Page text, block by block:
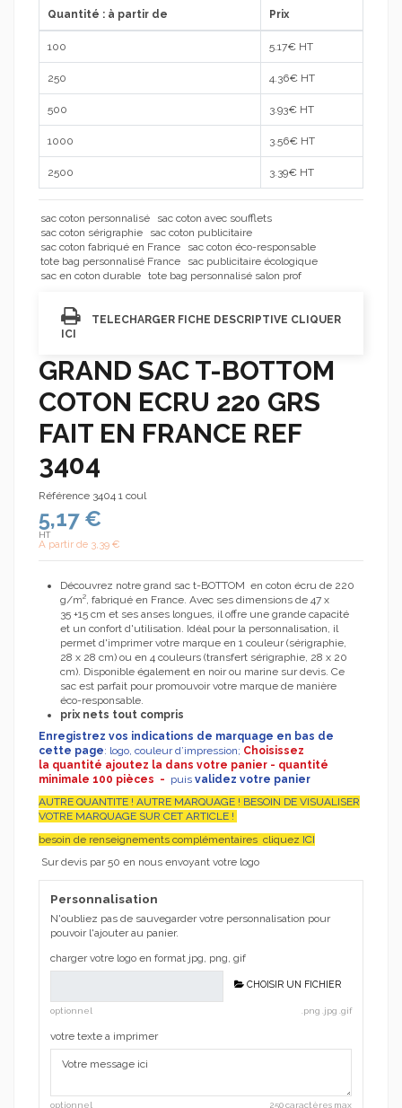
Quantité : à partir de Prix
100 5.17€ HT
250 4.36€ HT
500 3.93€ HT
1000 3.56€ HT
2500 3.39€ HT
sac coton personnalisé
sac coton avec soufflets
sac coton sérigraphie
sac coton publicitaire
sac coton fabriqué en France
sac coton éco-responsable
tote bag personnalisé France
sac publicitaire écologique
sac en coton durable tote bag personnalisé salon prof
TELECHARGER FICHE DESCRIPTIVE CLIQUER
ICI
GRAND SAC T-BOTTOM
COTON ECRU 220 GRS
FAIT EN FRANCE REF
3404
Référence 3404 1 coul
5,17 €
HT
A partir de 3,39 €
Découvrez notre grand sac t-BOTTOM en coton écru de 220
g/m², fabriqué en France. Avec ses dimensions de 47 x
35 +15 cm et ses anses longues, il offre une grande capacité
et un confort d'utilisation. Idéal pour la personnalisation, il
permet d'imprimer votre marque en 1 couleur (sérigraphie,
28 x 28 cm) ou en 4 couleurs (transfert sérigraphie, 28 x 20
cm). Disponible également en noir ou marine sur devis. Ce
sac est parfait pour promouvoir votre marque de manière
éco-responsable.
prix nets tout compris
Enregistrez vos indications de marquage en bas de
cette page: logo, couleur d’impression; Choisissez
la quantité ajoutez la dans votre panier - quantité
minimale 100 pièces - puis validez votre panier
AUTRE QUANTITE ! AUTRE MARQUAGE ! BESOIN DE VISUALISER
VOTRE MARQUAGE SUR CET ARTICLE !
besoin de renseignements complémentaires cliquez ICI
Sur devis par 50 en nous envoyant votre logo
Personnalisation
N'oubliez pas de sauvegarder votre personnalisation pour
pouvoir l'ajouter au panier.
charger votre logo en format jpg, png, gif
CHOISIR UN FICHIER
optionnel .png .jpg .gif
votre texte a imprimer
optionnel 250 caractères max